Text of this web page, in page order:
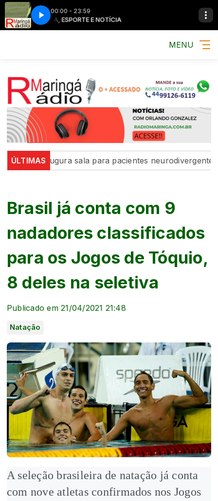
00:00 - 23:59
MÚSICA, ESPORTE E NOTÍCIA MÚSICA,
MENU
ÚLTIMASsala para pacientes neurodivergentes na
Brasil já conta com 9
nadadores classificados
para os Jogos de Tóquio,
8 deles na seletiva
Publicado em 21/04/2021 21:48
Natação
A seleção brasileira de natação já conta
com nove atletas confirmados nos Jogos